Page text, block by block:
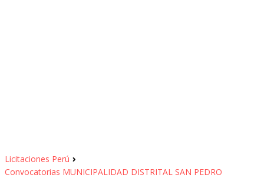
Licitaciones Perú ›
Convocatorias MUNICIPALIDAD DISTRITAL SAN PEDRO